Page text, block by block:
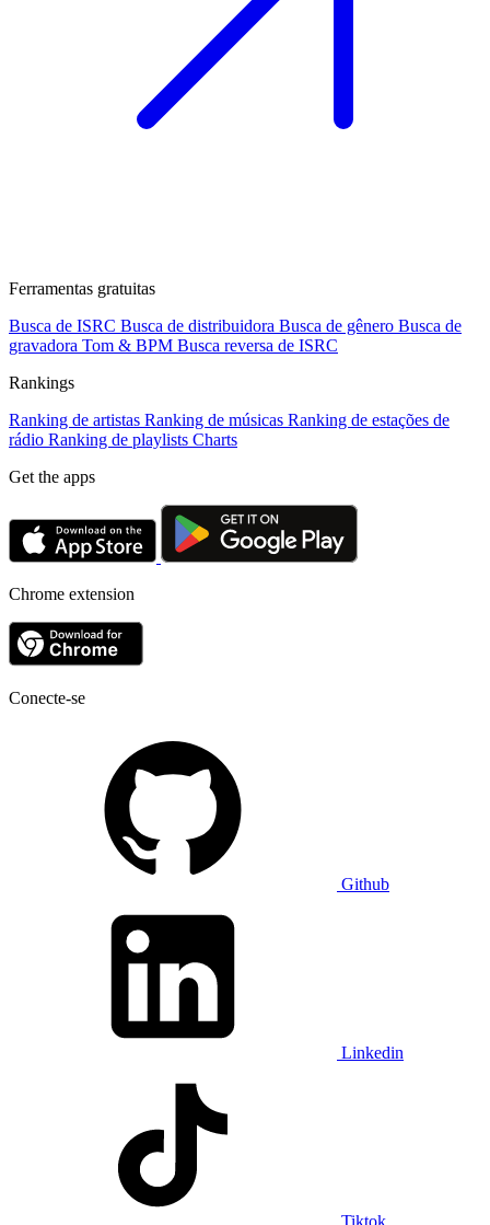
Ferramentas gratuitas
Busca de ISRC Busca de distribuidora Busca de gênero Busca de
gravadora Tom & BPM Busca reversa de ISRC
Rankings
Ranking de artistas Ranking de músicas Ranking de estações de
rádio Ranking de playlists Charts
Get the apps
Chrome extension
Conecte-se
Github
Linkedin
Tiktok